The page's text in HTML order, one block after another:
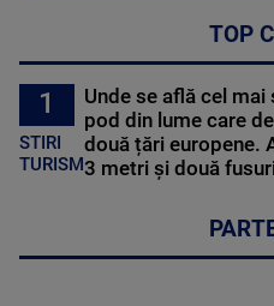
TOP
1
STIRI
TURISM
Unde se află cel mai
pod din lume care
două țări europene.
3 metri și două